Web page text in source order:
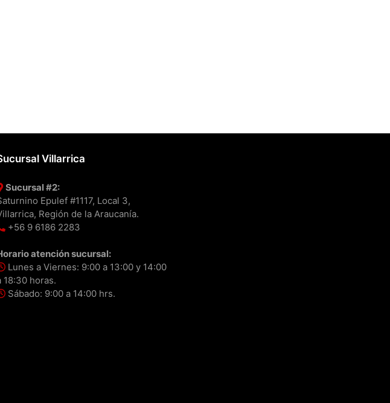
Villarrica
Sucursal #2:
Epulef #1117, Local 3,
Región de la Araucanía.
+56 9 6186 2283
atención sucursal:
Lunes a Viernes: 9:00 a 13:00 y 14:00
18:30 horas.
Sábado: 9:00 a 14:00 hrs.